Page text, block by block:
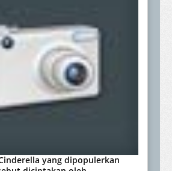
yang dipopulerkan